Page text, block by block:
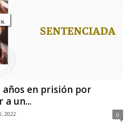
años en prisión por
un...
2022 0